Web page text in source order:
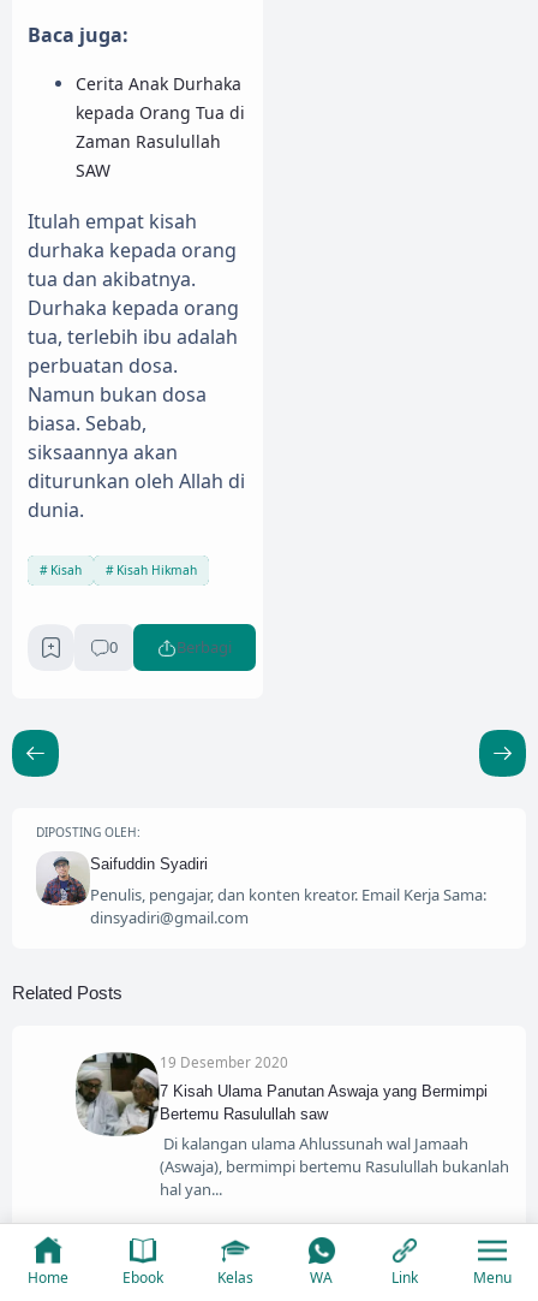
Baca juga:
Cerita Anak Durhaka
kepada Orang Tua di
Zaman Rasulullah
SAW
Itulah empat kisah
durhaka kepada orang
tua dan akibatnya.
Durhaka kepada orang
tua, terlebih ibu adalah
perbuatan dosa.
Namun bukan dosa
biasa. Sebab,
siksaannya akan
diturunkan oleh Allah di
dunia.
Kisah Kisah Hikmah
0 Berbagi
DIPOSTING OLEH:
Saifuddin Syadiri
Penulis, pengajar, dan konten kreator. Email Kerja Sama:
dinsyadiri@gmail.com
Related Posts
19 Desember 2020
7 Kisah Ulama Panutan Aswaja yang Bermimpi
Bertemu Rasulullah saw
Di kalangan ulama Ahlussunah wal Jamaah
(Aswaja), bermimpi bertemu Rasulullah bukanlah
hal yan
18 Desember 2020
Kisah Hikmah: Jangan Sedih, Masih Ada Allah
Home Ebook Kelas WA Link Menu